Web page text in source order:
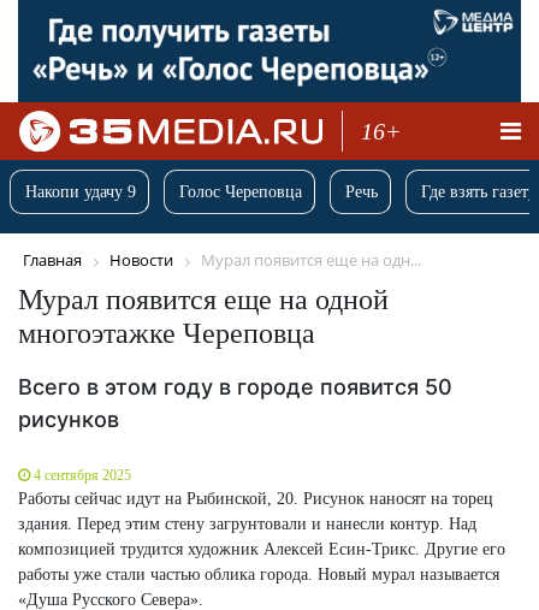
16+
Накопи удачу 9 Голос Череповца Речь Где взять
Главная Новости Мурал появится еще на одн...
Мурал появится еще на одной
многоэтажке Череповца
Всего в этом году в городе появится 50
рисунков
4 сентября 2025
Работы сейчас идут на Рыбинской, 20. Рисунок наносят на торец
здания. Перед этим стену загрунтовали и нанесли контур. Над
композицией трудится художник Алексей Есин-Трикс. Другие его
работы уже стали частью облика города. Новый мурал называется
«Душа Русского Севера».